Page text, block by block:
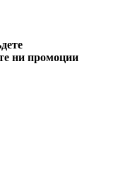
ни промоции